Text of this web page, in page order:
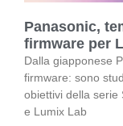
Panasonic,
firmware per
Dalla giapponese
firmware: sono
obiettivi della serie
e Lumix Lab